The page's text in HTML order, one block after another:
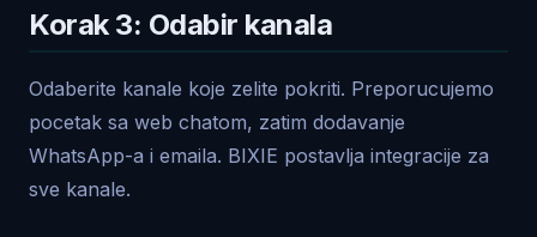
Korak 3: Odabir kanala
Odaberite kanale koje zelite pokriti. Preporucujemo
pocetak sa web chatom, zatim dodavanje
WhatsApp-a i emaila. BIXIE postavlja integracije za
sve kanale.